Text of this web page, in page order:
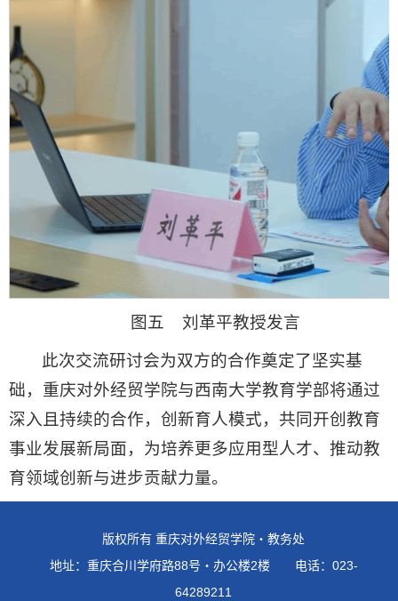
图五 刘革平教授发言
此次交流研讨会为双方的合作奠定了坚实基
础，重庆对外经贸学院与西南大学教育学部将通过
深入且持续的合作，创新育人模式，共同开创教育
事业发展新局面，为培养更多应用型人才、推动教
育领域创新与进步贡献力量。
版权所有 重庆对外经贸学院・教务处
地址：重庆合川学府路88号・办公楼2楼 电话：023-
64289211